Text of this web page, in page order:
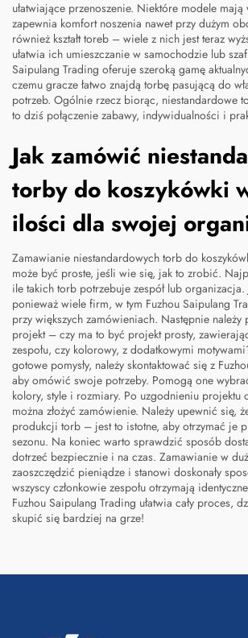
ułatwiające przenoszenie. Niektóre modele mają
zapewnia komfort noszenia nawet przy dużym
również kształt toreb – wiele z nich jest teraz
ułatwia ich umieszczanie w samochodzie lub
Saipulang Trading oferuje szeroką gamę
czemu gracze łatwo znajdą torbę pasującą do
potrzeb. Ogólnie rzecz biorąc, niestandardowe
to dziś połączenie zabawy, indywidualności i
Jak zamówić
torby do koszykówki
ilości dla swojej
Zamawianie niestandardowych torb do
może być proste, jeśli wie się, jak to zrobić.
ile takich torb potrzebuje zespół lub organizacja.
ponieważ wiele firm, w tym Fuzhou Saipulang
przy większych zamówieniach. Następnie należy
projekt – czy ma to być projekt prosty,
zespołu, czy kolorowy, z dodatkowymi
gotowe pomysły, należy skontaktować się z
aby omówić swoje potrzeby. Pomogą one
kolory, style i rozmiary. Po uzgodnieniu projektu
można złożyć zamówienie. Należy upewnić się,
produkcji torb – jest to istotne, aby otrzymać je
sezonu. Na koniec warto sprawdzić sposób
dotrzeć bezpiecznie i na czas. Zamawianie w
zaoszczędzić pieniądze i stanowi doskonały
wszyscy członkowie zespołu otrzymają
Fuzhou Saipulang Trading ułatwia cały proces,
skupić się bardziej na grze!